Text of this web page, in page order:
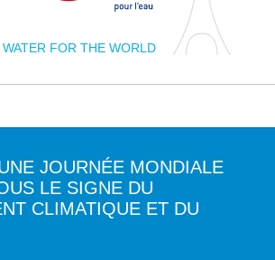
FOR THE WORLD
MULTI-ACTEUR
JOURNÉE MONDIALE
LE SIGNE DU
CLIMATIQUE ET DU